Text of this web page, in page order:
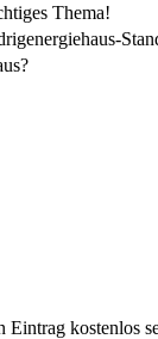
Thema!
Eintrag kostenlos